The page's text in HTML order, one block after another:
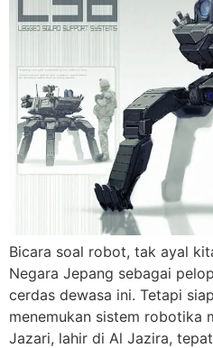
Bicara soal robot, tak ayal
Negara Jepang sebagai
cerdas dewasa ini. Tetapi
menemukan sistem robotika
Jazari, lahir di Al Jazira,